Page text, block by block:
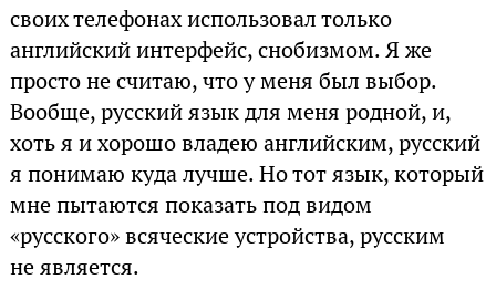
своих телефонах использовал только
английский интерфейс, снобизмом. Я же
просто не считаю, что у меня был выбор.
Вообще, русский язык для меня родной, и,
хоть я и хорошо владею английским, русский
я понимаю куда лучше. Но тот язык, который
мне пытаются показать под видом
«русского» всяческие устройства, русским
не является.